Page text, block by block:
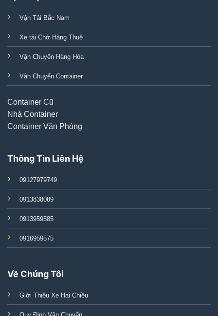
Vận Tải Bắc Nam
Xe tải Chở Hàng Thuê
Vận Chuyển Hàng Hóa
Vận Chuyển Container
Container Cũ
Nhà Container
Container Văn Phòng
Thông Tin Liên Hệ
09127979749
0913838089
0913959585
0916959575
Về Chúng Tôi
Giới Thiệu Xe Hai Chiều